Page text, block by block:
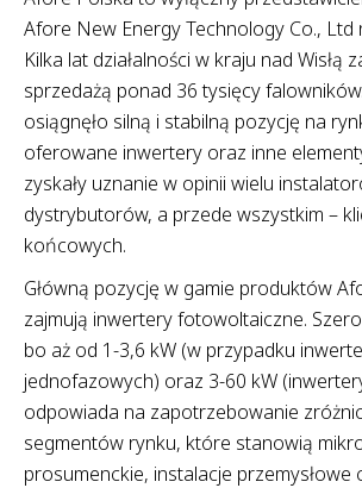
Afore New Energy Technology Co., Ltd
Kilka lat działalności w kraju nad Wisłą
sprzedażą ponad 36 tysięcy
osiągnęło silną i stabilną pozycję na
oferowane inwertery oraz inne
zyskały uznanie w opinii wielu
dystrybutorów, a przede wszystkim –
końcowych.
Główną pozycję w gamie produktów
zajmują inwertery fotowoltaiczne.
bo aż od 1-3,6 kW (w przypadku
jednofazowych) oraz 3-60 kW
odpowiada na zapotrzebowanie
segmentów rynku, które stanowią
prosumenckie, instalacje przemysłowe